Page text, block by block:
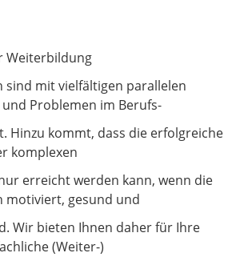
Weiterbildung
sind mit vielfältigen parallelen
Problemen im Berufs-
Hinzu kommt, dass die erfolgreiche
komplexen
erreicht werden kann, wenn die
motiviert, gesund und
Wir bieten Ihnen daher für Ihre
(Weiter-)